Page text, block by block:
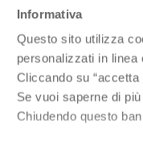
Informativa
Questo sito utilizza
personalizzati in
Cliccando su
Se vuoi saperne di
Chiudendo questo
JETZT